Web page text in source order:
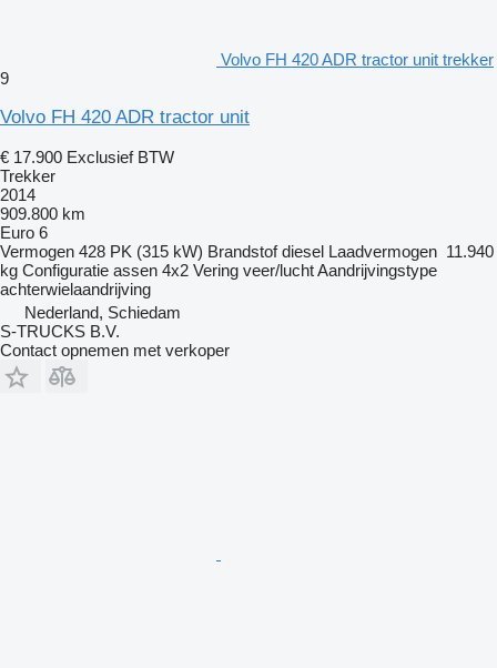
Volvo FH 420 ADR tractor unit trekker
9
Volvo FH 420 ADR tractor unit
€ 17.900 Exclusief BTW
Trekker
2014
909.800 km
Euro 6
Vermogen 428 PK (315 kW) Brandstof diesel Laadvermogen 11.940
kg Configuratie assen 4x2 Vering veer/luchtAandrijvingstype
achterwielaandrijving
Nederland, Schiedam
S-TRUCKS B.V.
Contact opnemen met verkoper